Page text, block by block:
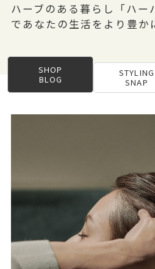
ハーブのある暮らし「ハー
であなたの生活をより豊か
SHOP
BLOG
STYLING
SNAP